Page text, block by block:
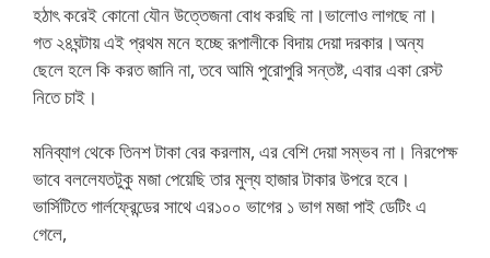
হঠাৎ করেই কোনো যৌন উত্তেজনা বোধ করছি না।ভালোও লাগছে না।
গত ২৪ঘন্টায় এই প্রথম মনে হচ্ছে রূপালীকে বিদায় দেয়া দরকার।অন্য
ছেলে হলে কি করত জানি না, তবে আমি পুরোপুরি সন্তষ্ট, এবার একা রেস্ট
নিতে চাই।
মনিব্যাগ থেকে তিনশ টাকা বের করলাম, এর বেশি দেয়া সম্ভব না। নিরপেক্ষ
ভাবে বললেযতটুকু মজা পেয়েছি তার মুল্য হাজার টাকার উপরে হবে।
ভার্সিটিতে গার্লফ্রেন্ডের সাথে এর১০০ ভাগের ১ ভাগ মজা পাই ডেটিং এ
গেলে,